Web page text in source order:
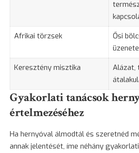
Afrikai törzsek
Ősi
üzenete
Keresztény misztika
Alázat,
Gyakorlati tanácsok
értelmezéséhez
Ha hernyóval álmodtál és szeretnéd
annak jelentését, íme néhány